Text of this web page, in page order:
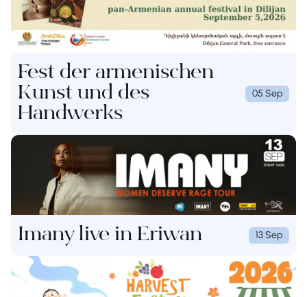
Fest der armenischen
Kunst und des
Handwerks
05 Sep
Imany live in Eriwan 13 Sep